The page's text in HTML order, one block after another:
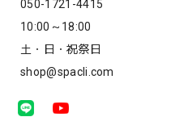
050-1721-4415
10:00～18:00
土・日・祝祭日
shop@spacli.com